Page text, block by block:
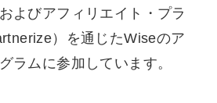
よびアフィリエイト・プラ
）を通じたWiseのア
ラムに参加しています。